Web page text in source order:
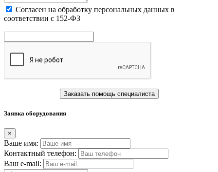
Cогласен на обработку персональных данных в
соответствии с 152-ФЗ
Заказать помощь специалиста
Заявка оборудования
×
Ваше имя:
Контактный телефон:
Ваш e-mail: